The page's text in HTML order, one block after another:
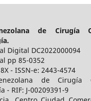
de Cirugía
Digital DC2022000094
pp 85-0352
- ISSN-e: 2443-4574
de Cirugía
- RIF: J-00209391-9